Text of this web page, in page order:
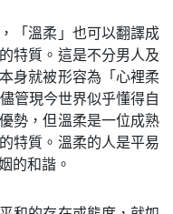
「溫柔」也可以翻譯成
特質。這是不分男人及
身就被形容為「心裡柔
管現今世界似乎懂得自
勢，但溫柔是一位成熟
特質。溫柔的人是平易
的和諧。